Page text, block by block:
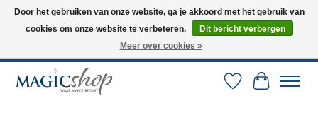
Altijd de nieuwste trucs op voorraad. Snelle verzending via PostNL en DHL.
Langskomen in onze winkel? Bel of mail om een afspraak te maken. 0251-
Verlanglijst
Door het gebruiken van onze website, ga je akkoord met het gebruik van
cookies om onze website te verbeteren.
Dit bericht verbergen
Meer over cookies »